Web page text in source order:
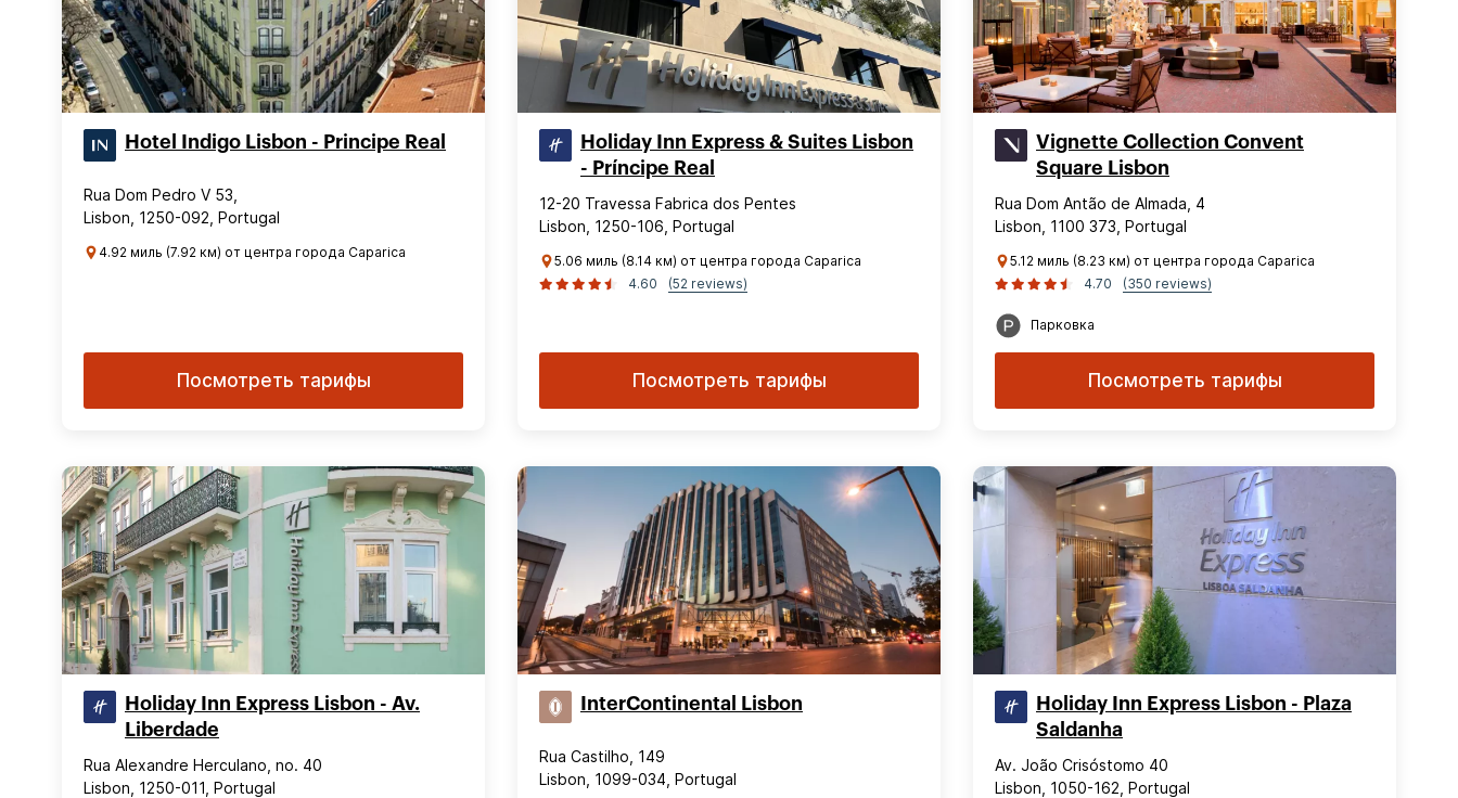
Hotel Indigo Lisbon - Principe Real
Rua Dom Pedro V 53,
Lisbon, 1250-092, Portugal
4.92 миль (7.92 км) от центра города Caparica
Посмотреть тарифы
Holiday Inn Express & Suites Lisbon
- Príncipe Real
12-20 Travessa Fabrica dos Pentes
Lisbon, 1250-106, Portugal
5.06 миль (8.14 км) от центра города Caparica
4.60
(52 reviews)
Посмотреть тарифы
Vignette Collection Convent
Square Lisbon
Rua Dom Antão de Almada, 4
Lisbon, 1100 373, Portugal
5.12 миль (8.23 км) от центра города Caparica
4.70
(350 reviews)
Парковка
Посмотреть тарифы
Holiday Inn Express Lisbon - Av.
Liberdade
Rua Alexandre Herculano, no. 40
Lisbon, 1250-011, Portugal
InterContinental Lisbon
Rua Castilho, 149
Lisbon, 1099-034, Portugal
Holiday Inn Express Lisbon - Plaza
Saldanha
Av. João Crisóstomo 40
Lisbon, 1050-162, Portugal